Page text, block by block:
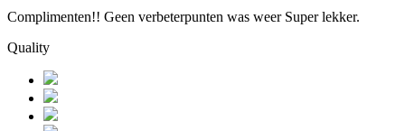
Complimenten!! Geen verbeterpunten was weer Super lekker.
Quality